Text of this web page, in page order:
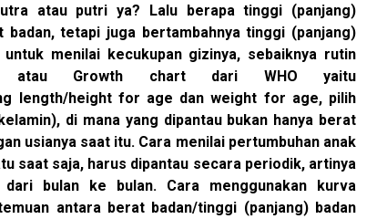
atau putri ya? Lalu berapa tinggi (panjang)
badan, tetapi juga bertambahnya tinggi (panjang)
menilai kecukupan gizinya, sebaiknya rutin
atau Growth chart dari WHO yaitu
length/height for age dan weight for age, pilih
di mana yang dipantau bukan hanya berat
usianya saat itu. Cara menilai pertumbuhan anak
saat saja, harus dipantau secara periodik, artinya
bulan ke bulan. Cara menggunakan kurva
antara berat badan/tinggi (panjang) badan